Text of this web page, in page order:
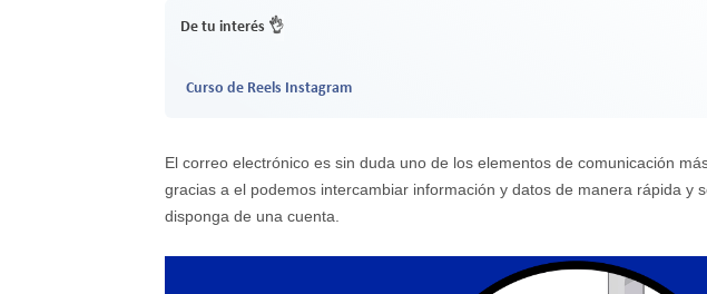
De tu interés 👌
Curso de Reels Instagram
El correo electrónico es sin duda uno de los elementos de comunicación
gracias a el podemos intercambiar información y datos de manera rápida y
disponga de una cuenta.